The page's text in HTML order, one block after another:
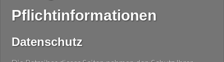
Pflichtinformationen
Datenschutz